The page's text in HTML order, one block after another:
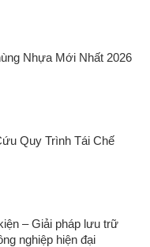
Nhựa Mới Nhất 2026
Quy Trình Tái Chế
– Giải pháp lưu trữ
nghiệp hiện đại